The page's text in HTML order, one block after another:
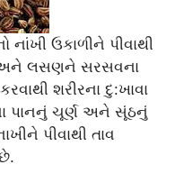
ઉકાળીને પીવાથી
અને લસણને સરસવના
શરીરના દુ:ખાવા
પાનનું ચૂર્ણ અને સૂંઠનું
પીવાથી તાવ